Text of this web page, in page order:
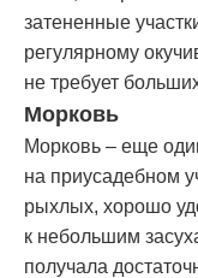
затененные
регулярному
не требует
Морковь
Морковь – еще
на приусадебном
рыхлых, хорошо
к небольшим
получала